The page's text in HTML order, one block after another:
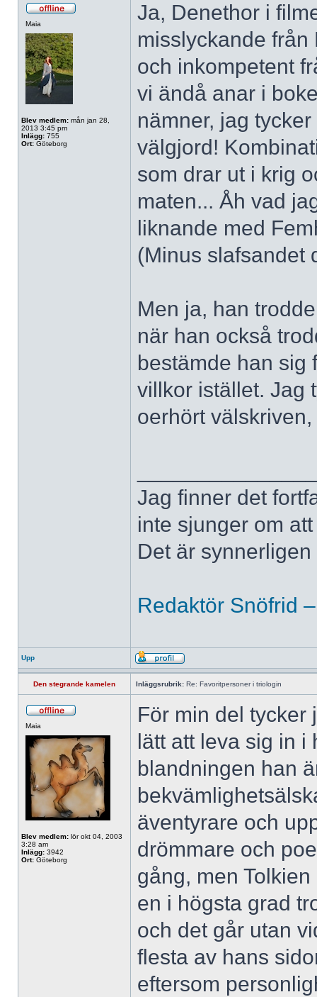
Maia
Blev medlem: mån jan 28,
2013 3:45 pm
Inlägg: 755
Ort: Göteborg
Ja, Denethor i
misslyckande
och inkompetent
vi ändå anar i
nämner, jag
välgjord!
som drar ut i krig
maten... Åh vad
liknande med
(Minus slafsandet
Men ja, han
när han också
bestämde han sig
villkor istället. Jag
oerhört
Jag finner det
inte sjunger om
Det är
Redaktör Snöfrid
Upp
Den stegrande kamelen Inläggsrubrik: Re: Favoritpersoner i triologin
Maia
Blev medlem: lör okt 04, 2003
3:28 am
Inlägg: 3942
Ort: Göteborg
För min del tycker
lätt att leva sig in i
blandningen han
äventyrare och
drömmare och
gång, men
en i högsta grad
och det går utan
flesta av hans
eftersom